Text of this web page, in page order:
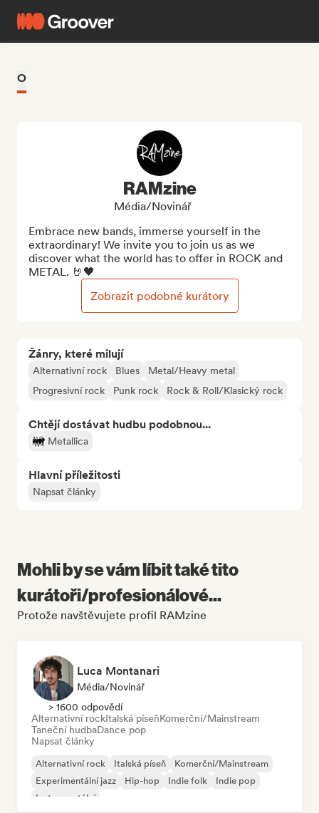
O
Žánry, které milují
Alternativní rock Blues
Metal/Heavy metal
Progresivní rock
Punk rock Rock & Roll/Klasický rock
Chtějí dostávat hudbu podobnou...
Metallica
Hlavní příležitosti
Napsat články
RAMzine
Média/novinář
Embrace new bands, immerse yourself in the
extraordinary! We invite you to join us as we
discover what the world has to offer in ROCK and
METAL. 🤘🖤
Zobrazit podobné kurátory
Mohli by se vám líbit také tito
kurátoři/profesionálové...
Protože navštěvujete profil RAMzine
Luca Montanari
Média/novinář
> 1600 odpovědí
Alternativní rockItalská píseňKomerční/Mainstream
Taneční hudbaDance pop
Napsat články
Alternativní rock Italská píseň
Komerční/Mainstream
Experimentální jazz
Hip-hop Indie folk
Indie pop
Instrumentální